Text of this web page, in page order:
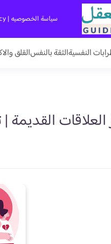
سياسة الخصوصيه | Privacy Policy
النفسيةالثقة بالنفسالقلق
العلاقات